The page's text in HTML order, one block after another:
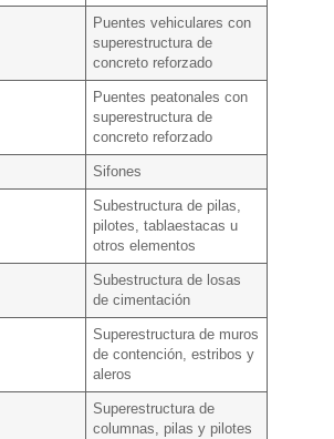
Puentes vehiculares con
superestructura de
concreto reforzado
Puentes peatonales con
superestructura de
concreto reforzado
Sifones
Subestructura de pilas,
pilotes, tablaestacas u
otros elementos
Subestructura de losas
de cimentación
Superestructura de muros
de contención, estribos y
aleros
Superestructura de
columnas, pilas y pilotes